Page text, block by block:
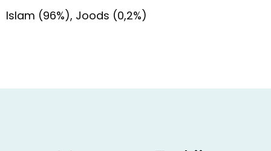
Islam (96%), Joods (0,2%)